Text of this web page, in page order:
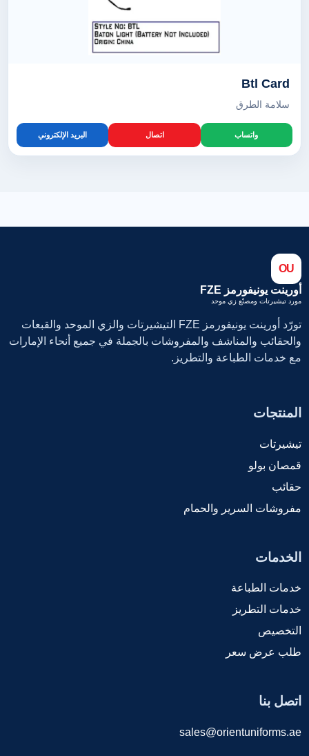
Btl Card
سلامة الطرق
واتساب اتصال البريد الإلكتروني
OU
أورينت يونيفورمز FZE
مورد تيشيرتات ومصنّع زي موحد
تورّد أورينت يونيفورمز FZE التيشيرتات والزي الموحد والقبعات
والحقائب والمناشف والمفروشات بالجملة في جميع أنحاء الإمارات
مع خدمات الطباعة والتطريز.
المنتجات
تيشيرتات
قمصان بولو
حقائب
مفروشات السرير والحمام
الخدمات
خدمات الطباعة
خدمات التطريز
التخصيص
طلب عرض سعر
اتصل بنا
sales@orientuniforms.ae